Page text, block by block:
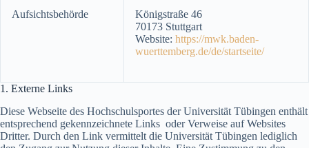
Aufsichtsbehörde
Königstraße 46
70173 Stuttgart
Website: https://mwk.baden-
wuerttemberg.de/de/startseite/
1. Externe Links
Diese Webseite des Hochschulsportes der Universität Tübingen enthält
entsprechend gekennzeichnete Links oder Verweise auf Websites
Dritter. Durch den Link vermittelt die Universität Tübingen lediglich